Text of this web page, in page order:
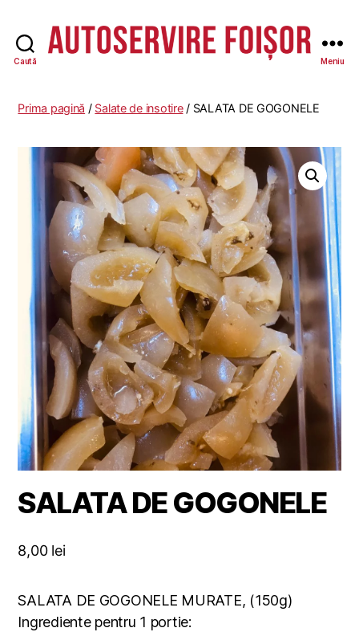
Caută Meniu
Prima pagină / Salate de insotire/ SALATA DE GOGONELE
SALATA DE GOGONELE
8,00 lei
SALATA DE GOGONELE MURATE, (150g)
Ingrediente pentru 1 portie: